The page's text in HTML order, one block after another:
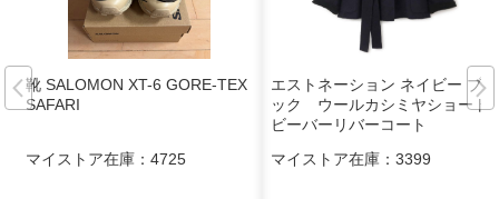
靴 SALOMON XT-6 GORE-TEX
SAFARI
マイストア在庫： 4725
エストネーション ネイビー ブラ
ック ウールカシミヤショート
ビーバーリバーコート
マイストア在庫： 3399